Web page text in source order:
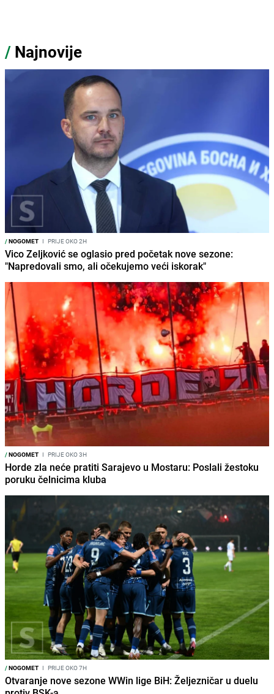
/ Najnovije
/NOGOMET I PRIJE OKO 2H
Vico Zeljković se oglasio pred početak nove sezone:
"Napredovali smo, ali očekujemo veći iskorak"
/NOGOMET I PRIJE OKO 3H
Horde zla neće pratiti Sarajevo u Mostaru: Poslali žestoku
poruku čelnicima kluba
/NOGOMET I PRIJE OKO 7H
Otvaranje nove sezone WWin lige BiH: Željezničar u duelu